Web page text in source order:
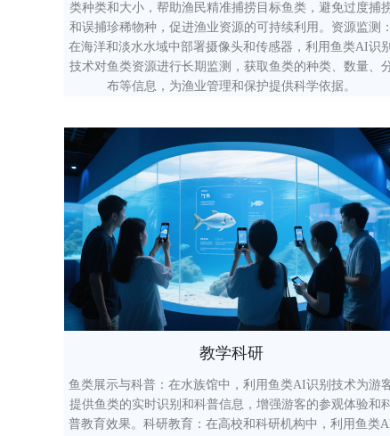
类种类和大小，帮助渔民精准捕捞目标鱼类，避免过度捕
和误捕珍稀物种，促进渔业资源的可持续利用。资源监测：
在海洋和淡水水域中部署摄像头和传感器，利用鱼类AI识别
技术对鱼类资源进行长期监测，获取鱼类的种类、数量、
布等信息，为渔业管理和保护提供科学依据。
教学科研
鱼类展示与科普：在水族馆中，利用鱼类AI识别技术为游
提供鱼类的实时识别和科普信息，增强游客的参观体验和
普教育效果。科研教育：在高校和科研机构中，利用鱼类